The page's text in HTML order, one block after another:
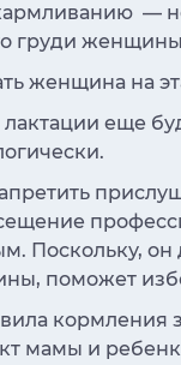
—
груди
женщина на
лактации еще
Поскольку,
поможет
кормления
мамы и